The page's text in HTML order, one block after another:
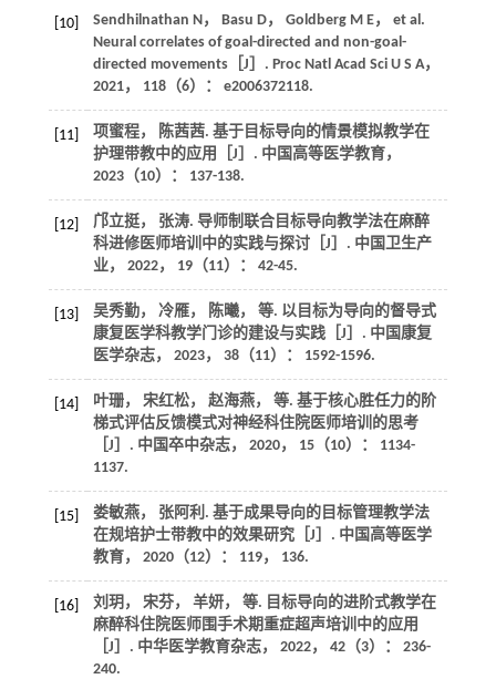
[10] Sendhilnathan N， Basu D， Goldberg M E， et al .
Neural correlates of goal-directed and non-goal-
directed movements［J］. Proc Natl Acad Sci U S A，
2021， 118（6）： e2006372118.
[11]
项蜜程， 陈茜茜. 基于目标导向的情景模拟教学在
护理带教中的应用［J］. 中国高等医学教育，
2023（10）： 137-138.
[12]
邝立挺， 张涛. 导师制联合目标导向教学法在麻醉
科进修医师培训中的实践与探讨［J］. 中国卫生产
业， 2022， 19（11）： 42-45.
[13] 吴秀勤， 冷雁， 陈曦， 等. 以目标为导向的督导式
康复医学科教学门诊的建设与实践［J］. 中国康复
医学杂志， 2023， 38（11）： 1592-1596.
[14] 叶珊， 宋红松， 赵海燕， 等. 基于核心胜任力的阶
梯式评估反馈模式对神经科住院医师培训的思考
［J］. 中国卒中杂志， 2020， 15（10）： 1134-
1137.
[15]
娄敏燕， 张阿利. 基于成果导向的目标管理教学法
在规培护士带教中的效果研究［J］. 中国高等医学
教育， 2020（12）： 119， 136.
[16] 刘玥， 宋芬， 羊妍， 等. 目标导向的进阶式教学在
麻醉科住院医师围手术期重症超声培训中的应用
［J］. 中华医学教育杂志， 2022， 42（3）： 236-
240.